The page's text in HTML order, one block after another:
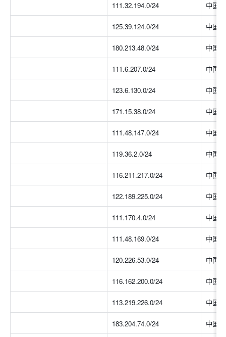
111.32.194.0/24 中国
125.39.124.0/24 中国
180.213.48.0/24 中国
111.6.207.0/24 中国
123.6.130.0/24 中国
171.15.38.0/24 中国
111.48.147.0/24 中国
119.36.2.0/24 中国
116.211.217.0/24 中国
122.189.225.0/24 中国
111.170.4.0/24 中国
111.48.169.0/24 中国
120.226.53.0/24 中国
116.162.200.0/24 中国
113.219.226.0/24 中国
183.204.74.0/24 中国